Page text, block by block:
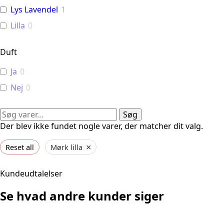
Lys Lavendel 1
Lilla 0
Duft
Ja 0
Nej 0
Søg
efter:
Søg
Der blev ikke fundet nogle varer, der matcher dit valg.
Reset all Mørk lilla ×
Kundeudtalelser
Se hvad andre kunder siger